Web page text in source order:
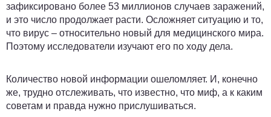
зафиксировано более 53 миллионов случаев заражений,
и это число продолжает расти. Осложняет ситуацию и то,
что вирус – относительно новый для медицинского мира.
Поэтому исследователи изучают его по ходу дела.
Количество новой информации ошеломляет. И, конечно
же, трудно отслеживать, что известно, что миф, а к каким
советам и правда нужно прислушиваться.